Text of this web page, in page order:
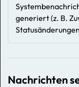
generiert (z. B.
Nachrichten